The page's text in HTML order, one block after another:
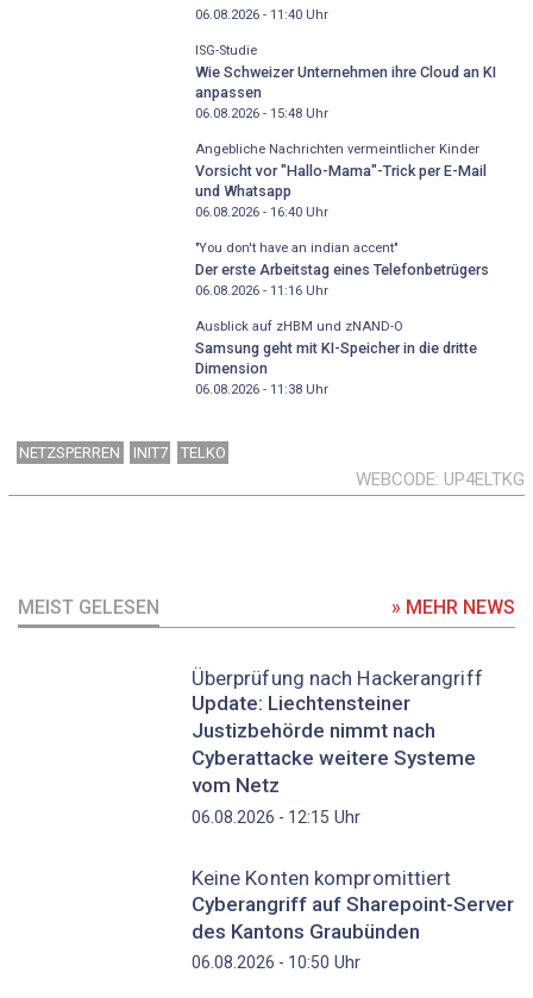
06.08.2026 - 11:40Uhr
ISG-Studie
Wie Schweizer Unternehmen ihre Cloud an KI
anpassen
06.08.2026 - 15:48Uhr
Angebliche Nachrichten vermeintlicher Kinder
Vorsicht vor "Hallo-Mama"-Trick per E-Mail
und Whatsapp
06.08.2026 - 16:40Uhr
"You don't have an indian accent"
Der erste Arbeitstag eines Telefonbetrügers
06.08.2026 - 11:16Uhr
Ausblick auf zHBM und zNAND-O
Samsung geht mit KI-Speicher in die dritte
Dimension
06.08.2026 - 11:38Uhr
NETZSPERREN INIT7 TELKO
WEBCODE UP4ELTKG
MEIST GELESEN » MEHR NEWS
Überprüfung nach Hackerangriff
Update: Liechtensteiner
Justizbehörde nimmt nach
Cyberattacke weitere Systeme
vom Netz
06.08.2026 - 12:15 Uhr
Keine Konten kompromittiert
Cyberangriff auf Sharepoint-Server
des Kantons Graubünden
06.08.2026 - 10:50 Uhr